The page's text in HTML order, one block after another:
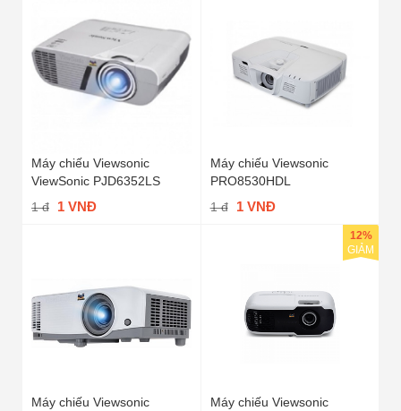
Máy chiếu Viewsonic
ViewSonic PJD6352LS
1 đ
1 VNĐ
Máy chiếu Viewsonic
PRO8530HDL
1 đ
1 VNĐ
Máy chiếu Viewsonic
Máy chiếu Viewsonic
12%
GIẢM